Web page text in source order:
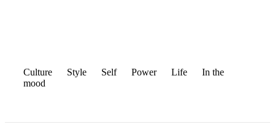
Culture Style Self Power Life
In the
mood